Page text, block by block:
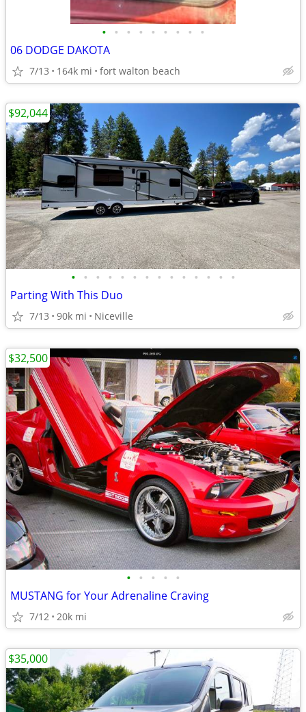
• • • • • • • • •
06 DODGE DAKOTA
7/13 164k mi fort walton beach
• • • • • • • • • • • • • •
Parting With This Duo
7/13 90k mi Niceville
$92,044
• • • • •
MUSTANG for Your Adrenaline Craving
7/12 20k mi
$32,500
$35,000